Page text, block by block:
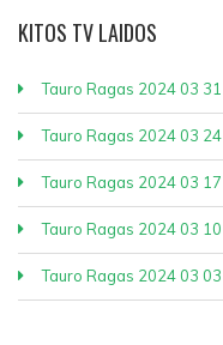
KITOS TV LAIDOS
Tauro Ragas 2024 03 31
Tauro Ragas 2024 03 24
Tauro Ragas 2024 03 17
Tauro Ragas 2024 03 10
Tauro Ragas 2024 03 03